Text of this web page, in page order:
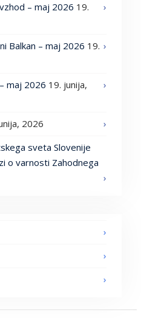
– maj 2026 19.
Balkan – maj 2026 19.
maj 2026 19. junija,
2026
sveta Slovenije
o varnosti Zahodnega